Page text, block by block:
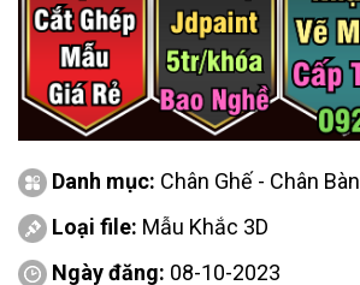
Danh mục: Chân Ghế - Chân Bàn
Loại file: Mẫu Khắc 3D
Ngày đăng: 08-10-2023